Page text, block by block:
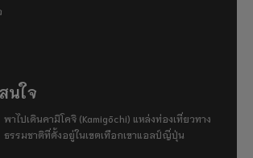
นใจ
พาไปเดินคามิโคจิ (Kamigōchi) แหล่งท่องเที่ยวทาง
ธรรมชาติที่ตั้งอยู่ในเขตเทือกเขาแอลป์ญี่ปุ่น